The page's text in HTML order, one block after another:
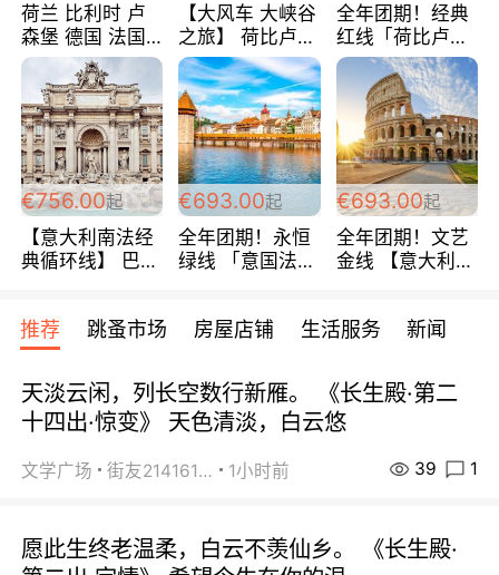
荷兰 比利时 卢
森堡 德国 法国
超爽玩遍西欧 循
环线 全程四星宾
馆 108欧/人/天
【大风车 大峡谷
之旅】 荷比卢德
法 巴黎上下 经
典五国四日游
488欧/人
全年团期！经典
红线「荷比卢德
法」七天循环 五
国 仅售99欧/人/
天！巴黎上下！
包拼房~
€756.00起
【意大利南法经
典循环线】 巴黎
宾馆 108欧/天起
全程756欧/位
€693.00起
全年团期！永恒
绿线 「意国法
欧/天起 ~包拼房
€693.00起
全年团期！文艺
金线 【意大利一
每周铁发！
推荐 跳蚤市场 房屋店铺 生活服务 新闻
天淡云闲，列长空数行新雁。 《长生殿·第二
十四出·惊变》 天色清淡，白云悠
文学广场 街友21416156 1小时前 39 1
愿此生终老温柔，白云不羡仙乡。 《长生殿·